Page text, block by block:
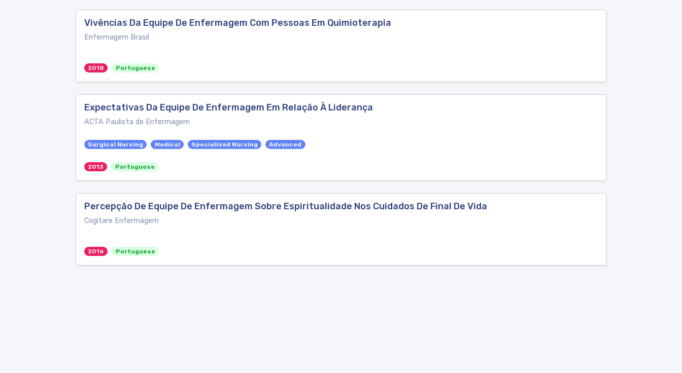
Vivências Da Equipe De Enfermagem Com Pessoas Em Quimioterapia
Enfermagem Brasil
2018 Portuguese
Expectativas Da Equipe De Enfermagem Em Relação À Liderança
ACTA Paulista de Enfermagem
Surgical Nursing Medical Specialized Nursing Advanced
2013 Portuguese
Percepção De Equipe De Enfermagem Sobre Espiritualidade Nos Cuidados De Final De Vida
Cogitare Enfermagem
2016 Portuguese